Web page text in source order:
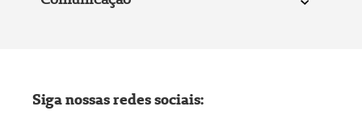
Siga nossas redes sociais: